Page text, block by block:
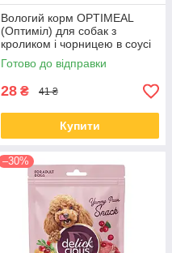
Вологий корм OPTIMEAL
(Оптиміл) для собак з
кроликом і чорницею в соусі
100 ГР від 12 шт.
Готово до відправки
28 ₴ 41 ₴
Купити
–30%